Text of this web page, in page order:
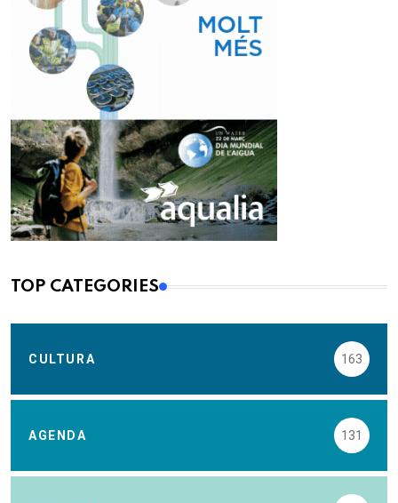
TOP CATEGORIES
CULTURA 163
AGENDA 131